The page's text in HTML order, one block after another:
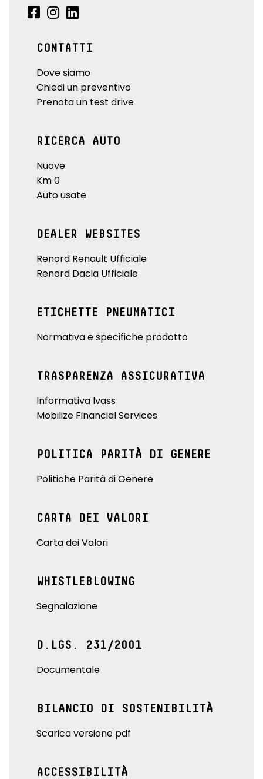
CONTATTI
Dove siamo
Chiedi un preventivo
Prenota un test drive
RICERCA AUTO
Nuove
Km 0
Auto usate
DEALER WEBSITES
Renord Renault Ufficiale
Renord Dacia Ufficiale
ETICHETTE PNEUMATICI
Normativa e specifiche prodotto
TRASPARENZA ASSICURATIVA
Informativa Ivass
Mobilize Financial Services
POLITICA PARITÀ DI GENERE
Politiche Parità di Genere
CARTA DEI VALORI
Carta dei Valori
WHISTLEBLOWING
Segnalazione
D.LGS. 231/2001
Documentale
BILANCIO DI SOSTENIBILITÀ
Scarica versione pdf
ACCESSIBILITÀ